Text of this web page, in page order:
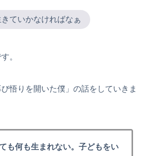
ていかなければなぁ
。
悟りを開いた僕」の話をしていきま
も何も生まれない。子どもをい